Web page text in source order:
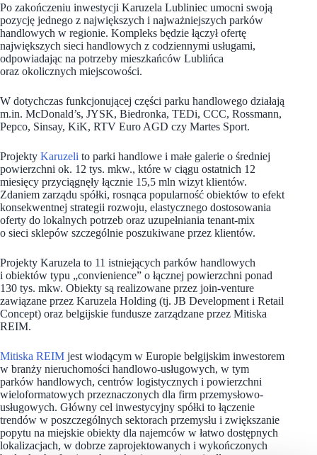
Po zakończeniu inwestycji Karuzela Lubliniec umocni swoją
pozycję jednego z największych i najważniejszych parków
handlowych w regionie. Kompleks będzie łączył ofertę
największych sieci handlowych z codziennymi usługami,
odpowiadając na potrzeby mieszkańców Lublińca
oraz okolicznych miejscowości.
W dotychczas funkcjonującej części parku handlowego działają
m.in. McDonald’s, JYSK, Biedronka, TEDi, CCC, Rossmann,
Pepco, Sinsay, KiK, RTV Euro AGD czy Martes Sport.
Projekty Karuzeli to parki handlowe i małe galerie o średniej
powierzchni ok. 12 tys. mkw., które w ciągu ostatnich 12
miesięcy przyciągnęły łącznie 15,5 mln wizyt klientów.
Zdaniem zarządu spółki, rosnąca popularność obiektów to efekt
konsekwentnej strategii rozwoju, elastycznego dostosowania
oferty do lokalnych potrzeb oraz uzupełniania tenant-mix
o sieci sklepów szczególnie poszukiwane przez klientów.
Projekty Karuzela to 11 istniejących parków handlowych
i obiektów typu „convienience” o łącznej powierzchni ponad
130 tys. mkw. Obiekty są realizowane przez join-venture
zawiązane przez Karuzela Holding (tj. JB Development i Retail
Concept) oraz belgijskie fundusze zarządzane przez Mitiska
REIM.
Mitiska REIM jest wiodącym w Europie belgijskim inwestorem
w branży nieruchomości handlowo-usługowych, w tym
parków handlowych, centrów logistycznych i powierzchni
wieloformatowych przeznaczonych dla firm przemysłowo-
usługowych. Główny cel inwestycyjny spółki to łączenie
trendów w poszczególnych sektorach przemysłu i zwiększanie
popytu na miejskie obiekty dla najemców w łatwo dostępnych
lokalizacjach, w dobrze zaprojektowanych i wykończonych